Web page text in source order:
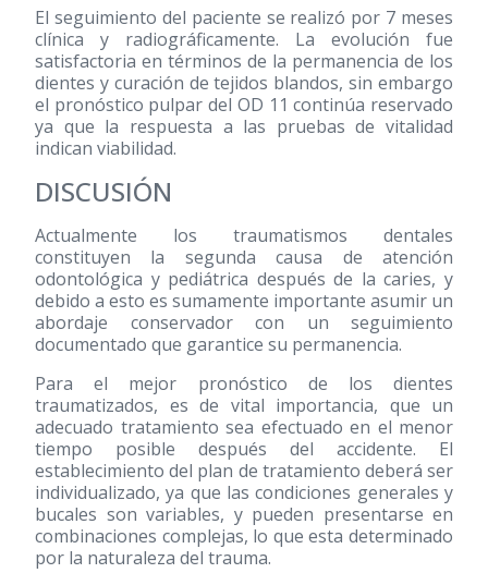
El seguimiento del paciente se realizó por 7 meses
clínica y radiográficamente. La evolución fue
satisfactoria en términos de la permanencia de los
dientes y curación de tejidos blandos, sin embargo
el pronóstico pulpar del OD 11 continúa reservado
ya que la respuesta a las pruebas de vitalidad
indican viabilidad.
DISCUSIÓN
Actualmente los traumatismos dentales
constituyen la segunda causa de atención
odontológica y pediátrica después de la caries, y
debido a esto es sumamente importante asumir un
abordaje conservador con un seguimiento
documentado que garantice su permanencia.
Para el mejor pronóstico de los dientes
traumatizados, es de vital importancia, que un
adecuado tratamiento sea efectuado en el menor
tiempo posible después del accidente. El
establecimiento del plan de tratamiento deberá ser
individualizado, ya que las condiciones generales y
bucales son variables, y pueden presentarse en
combinaciones complejas, lo que esta determinado
por la naturaleza del trauma.